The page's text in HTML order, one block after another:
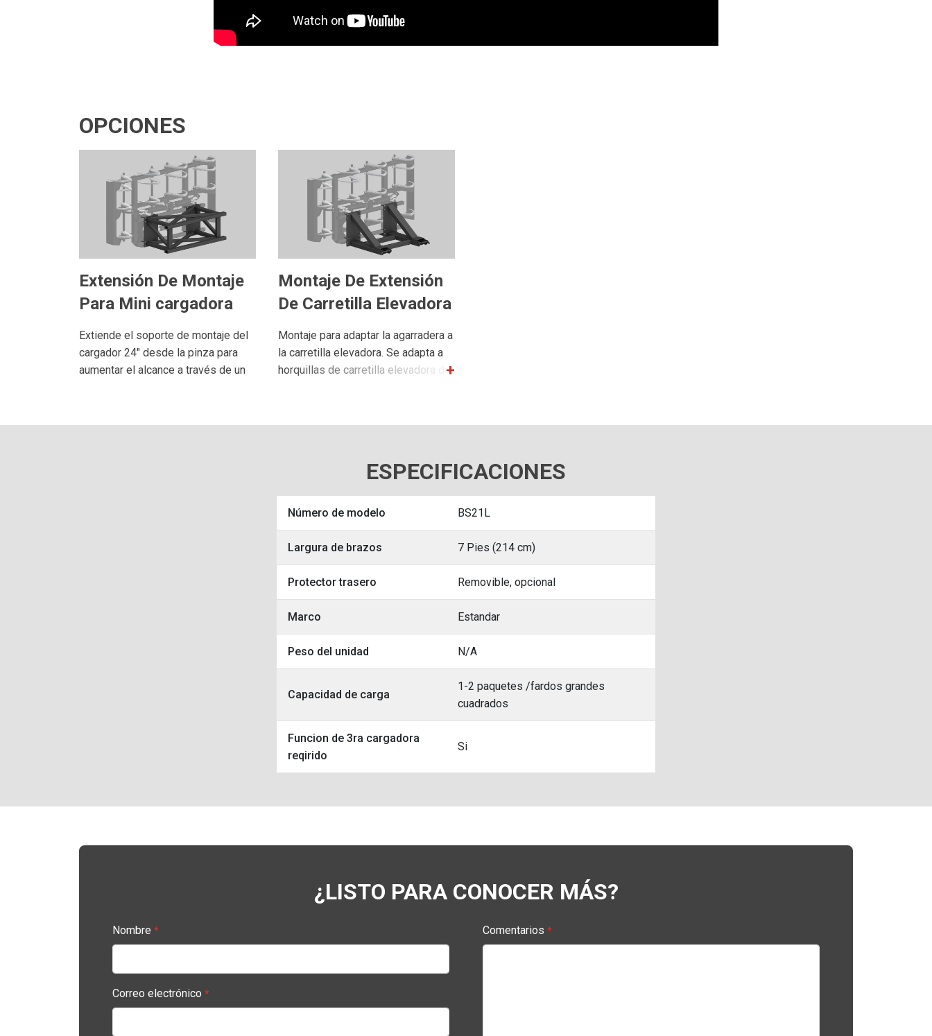
OPCIONES
Extensión De Montaje
Para Mini cargadora
Extiende el soporte de montaje del
cargador 24" desde la pinza para
aumentar el alcance a través de un
Montaje De Extensión
De Carretilla Elevadora
Montaje para adaptar la agarradera a
la carretilla elevadora. Se adapta a
horquillas de carretilla elevadora de
ESPECIFICACIONES
Número de modelo BS21L
Largura de brazos 7 Pies (214 cm)
Protector trasero Removible, opcional
Marco Estandar
Peso del unidad N/A
Capacidad de carga
1-2 paquetes /fardos grandes
cuadrados
Funcion de 3ra cargadora
reqirido
Si
¿LISTO PARA CONOCER MÁS?
Nombre *
Correo electrónico *
Comentarios *